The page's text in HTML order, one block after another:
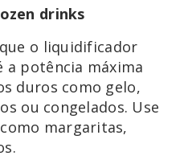
drinks
o liquidificador
a potência máxima
duros como gelo,
ou congelados. Use
margaritas,